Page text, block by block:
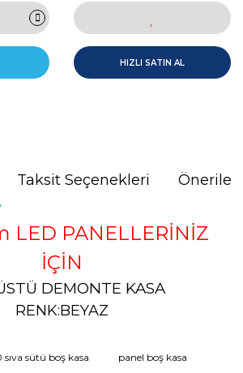
HIZLI SATIN AL
Taksit Seçenekleri
LED PANELLERİNİZ
İÇİN
DEMONTE KASA
RENK:BEYAZ
resim, ürün açıklamalarında ve diğer
sütü boş kasa
panel boş kasa